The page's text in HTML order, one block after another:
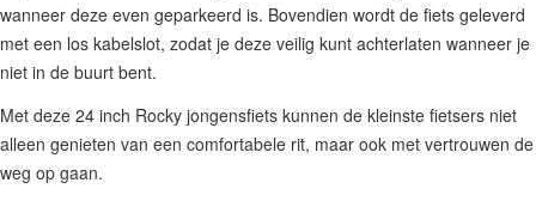
wanneer deze even geparkeerd is. Bovendien wordt de fiets geleverd
met een los kabelslot, zodat je deze veilig kunt achterlaten wanneer je
niet in de buurt bent.
Met deze 24 inch Rocky jongensfiets kunnen de kleinste fietsers niet
alleen genieten van een comfortabele rit, maar ook met vertrouwen de
weg op gaan.